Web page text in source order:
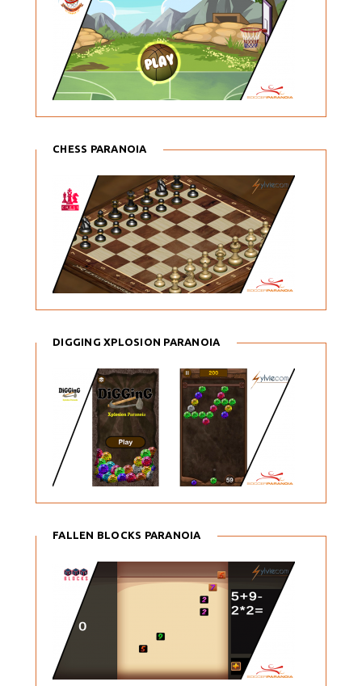
CHESS PARANOIA
DIGGING XPLOSION PARANOIA
FALLEN BLOCKS PARANOIA